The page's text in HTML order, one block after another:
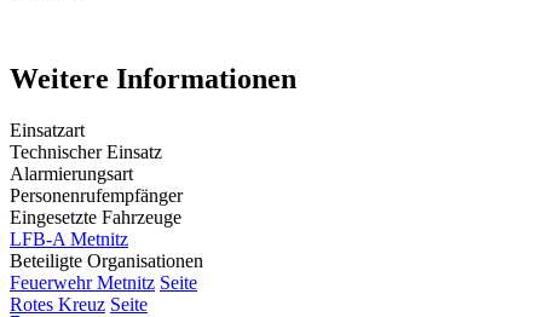
Weitere Informationen
Einsatzart
Technischer Einsatz
Alarmierungsart
Personenrufempfänger
Eingesetzte Fahrzeuge
LFB-A Metnitz
Beteiligte Organisationen
Feuerwehr Metnitz Seite
Rotes Kreuz Seite